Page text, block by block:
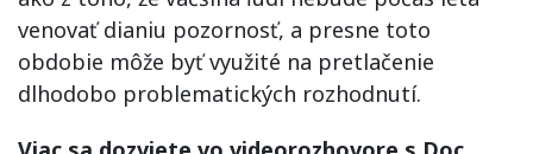
venovať dianiu pozornosť, a presne toto
obdobie môže byť využité na pretlačenie
dlhodobo problematických rozhodnutí.